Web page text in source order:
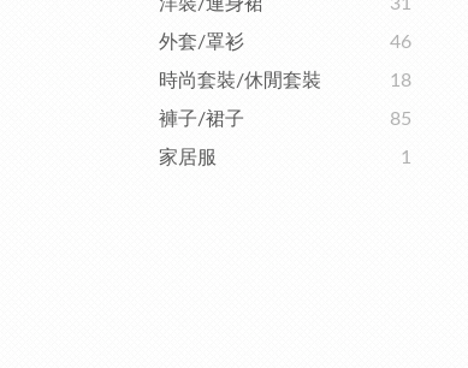
外套/罩衫
46
時尚套裝/休閒套裝
18
褲子/裙子
85
家居服
1